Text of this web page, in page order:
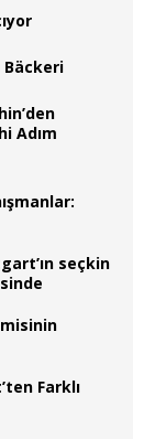
Bäckeri
Adım
seçkin
Farklı